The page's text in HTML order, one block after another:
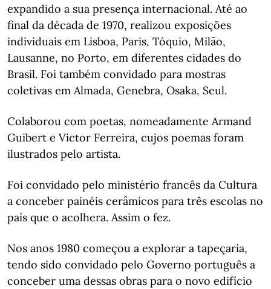
expandido a sua presença internacional. Até ao
final da década de 1970, realizou exposições
individuais em Lisboa, Paris, Tóquio, Milão,
Lausanne, no Porto, em diferentes cidades do
Brasil. Foi também convidado para mostras
coletivas em Almada, Genebra, Osaka, Seul.
Colaborou com poetas, nomeadamente Armand
Guibert e Victor Ferreira, cujos poemas foram
ilustrados pelo artista.
Foi convidado pelo ministério francês da Cultura
a conceber painéis cerâmicos para três escolas no
país que o acolhera. Assim o fez.
Nos anos 1980 começou a explorar a tapeçaria,
tendo sido convidado pelo Governo português a
conceber uma dessas obras para o novo edifício